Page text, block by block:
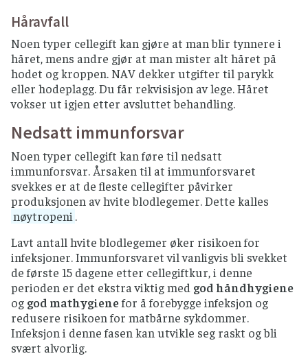
Håravfall
Noen typer cellegift kan gjøre at man blir tynnere i
håret, mens andre gjør at man mister alt håret på
hodet og kroppen. NAV dekker utgifter til parykk
eller hodeplagg. Du får rekvisisjon av lege. Håret
vokser ut igjen etter avsluttet behandling.
Nedsatt immunforsvar
Noen typer cellegift kan føre til nedsatt
immunforsvar. Årsaken til at immunforsvaret
svekkes er at de fleste cellegifter påvirker
produksjonen av hvite blodlegemer. Dette kalles
nøytropeni .
Lavt antall hvite blodlegemer øker risikoen for
infeksjoner. Immunforsvaret vil vanligvis bli svekket
de første 15 dagene etter cellegiftkur, i denne
perioden er det ekstra viktig med god håndhygiene
og god mathygienefor å forebygge infeksjon og
redusere risikoen for matbårne sykdommer.
Infeksjon i denne fasen kan utvikle seg raskt og bli
svært alvorlig.